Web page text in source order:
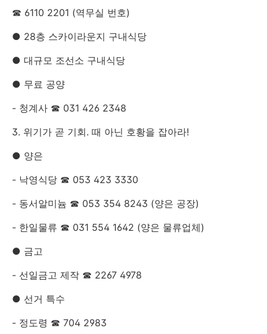
☎ 6110 2201 (역무실 번호)
● 28층 스카이라운지 구내식당
● 대규모 조선소 구내식당
● 무료 공양
- 청계사 ☎ 031 426 2348
3. 위기가 곧 기회. 때 아닌 호황을 잡아라!
● 양은
- 낙영식당 ☎ 053 423 3330
- 동서알미늄 ☎ 053 354 8243 (양은 공장)
- 한일물류 ☎ 031 554 1642 (양은 물류업체)
● 금고
- 선일금고 제작 ☎ 2267 4978
● 선거 특수
- 정도령 ☎ 704 2983